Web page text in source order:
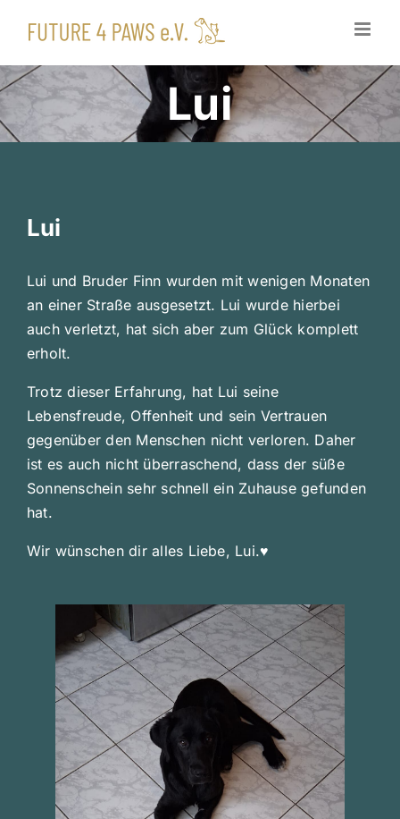
Inhalt
Lui
Lui
Lui und Bruder Finn wurden mit wenigen Monaten
an einer Straße ausgesetzt. Lui wurde hierbei
auch verletzt, hat sich aber zum Glück komplett
erholt.
Trotz dieser Erfahrung, hat Lui seine
Lebensfreude, Offenheit und sein Vertrauen
gegenüber den Menschen nicht verloren. Daher
ist es auch nicht überraschend, dass der süße
Sonnenschein sehr schnell ein Zuhause gefunden
hat.
Wir wünschen dir alles Liebe, Lui.♥